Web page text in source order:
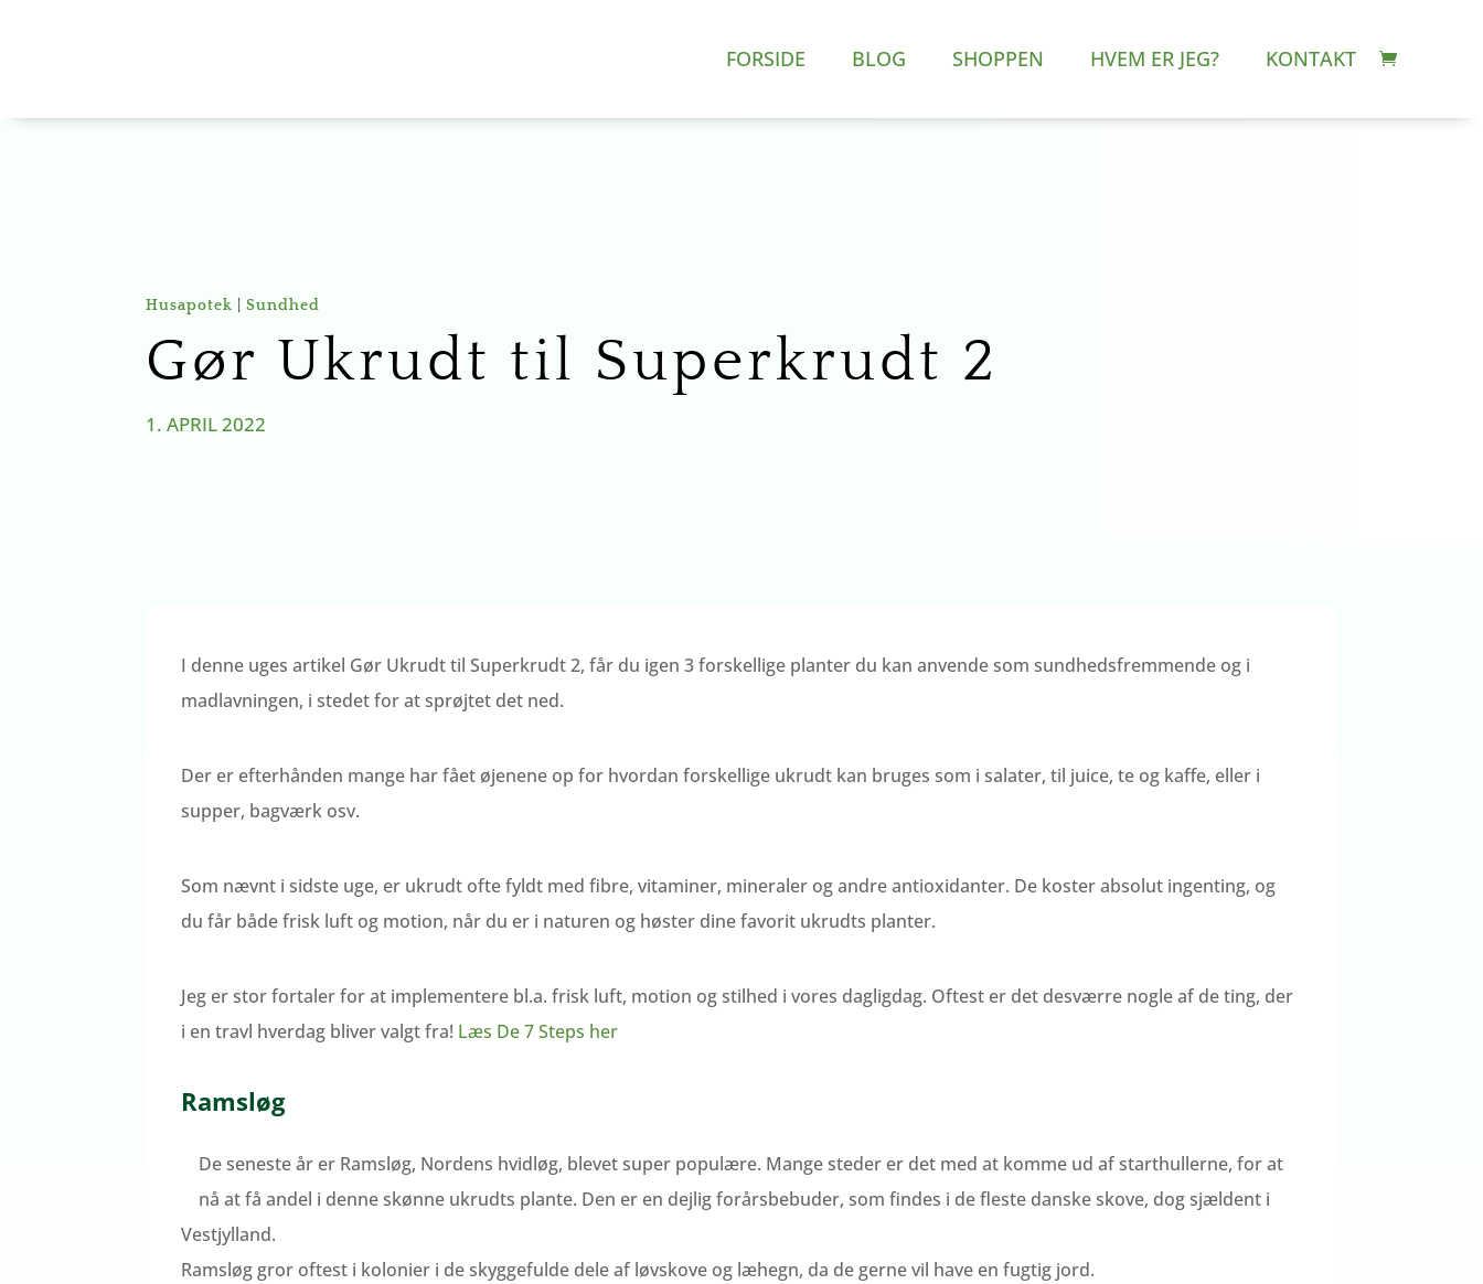
FORSIDE BLOG SHOPPEN HVEM ER JEG? KONTAKT
Husapotek | Sundhed
Gør Ukrudt til Superkrudt 2
1. APRIL 2022
I denne uges artikel Gør Ukrudt til Superkrudt 2, får du igen 3 forskellige planter du kan anvende som sundhedsfremmende og i
madlavningen, i stedet for at sprøjtet det ned.
Der er efterhånden mange har fået øjenene op for hvordan forskellige ukrudt kan bruges som i salater, til juice, te og kaffe, eller i
supper, bagværk osv.
Som nævnt i sidste uge, er ukrudt ofte fyldt med fibre, vitaminer, mineraler og andre antioxidanter. De koster absolut ingenting, og
du får både frisk luft og motion, når du er i naturen og høster dine favorit ukrudts planter.
Jeg er stor fortaler for at implementere bl.a. frisk luft, motion og stilhed i vores dagligdag. Oftest er det desværre nogle af de ting, der
i en travl hverdag bliver valgt fra! Læs De 7 Steps her
Ramsløg
De seneste år er Ramsløg, Nordens hvidløg, blevet super populære. Mange steder er det med at komme ud af starthullerne, for at
nå at få andel i denne skønne ukrudts plante. Den er en dejlig forårsbebuder, som findes i de fleste danske skove, dog sjældent i
Vestjylland.
Ramsløg gror oftest i kolonier i de skyggefulde dele af løvskove og læhegn, da de gerne vil have en fugtig jord.